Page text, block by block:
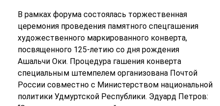
В рамках форума состоялась торжественная
церемония проведения памятного спецгашения
художественного маркированного конверта,
посвященного 125-летию со дня рождения
Ашальчи Оки. Процедура гашения конверта
специальным штемпелем организована Почтой
России совместно с Министерством национальной
политики Удмуртской Республики. Эдуард Петров: